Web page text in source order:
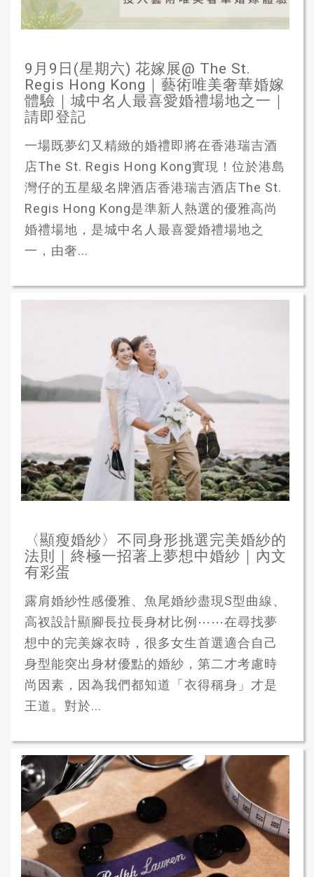
9月9日(星期六) 花嫁展@ The St.
Regis Hong Kong｜藝術唯美奢華婚嫁
體驗｜城中名人最喜愛婚禮場地之一｜
請即登記
一場既夢幻又精緻的婚禮即將在香港瑞吉酒
店The St. Regis Hong Kong實現！位於港島
灣仔的五星級名牌酒店香港瑞吉酒店The St.
Regis Hong Kong是準新人熱選的優雅高尚
婚禮場地，是城中名人最喜愛婚禮場地之
一，由奢...
〈顯瘦婚紗〉不同身形挑選完美婚紗的
法則｜終極一招著上夢想中婚紗｜內文
有彩蛋
露肩婚紗性感優雅、魚尾婚紗盡現S型曲線、
高衩設計顯腳長拉長身材比例⋯⋯在尋找夢
想中的完美嫁衣時，很多女生首選適合自己
身型能突出身材優點的婚紗，第二才考慮時
尚因素，因為我們都知道「衣得稱身」才是
王道。對於...